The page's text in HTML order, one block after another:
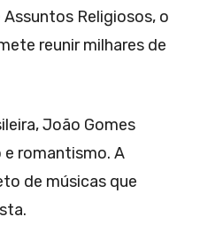
Religiosos, o
reunir milhares de
João Gomes
romantismo. A
de músicas que